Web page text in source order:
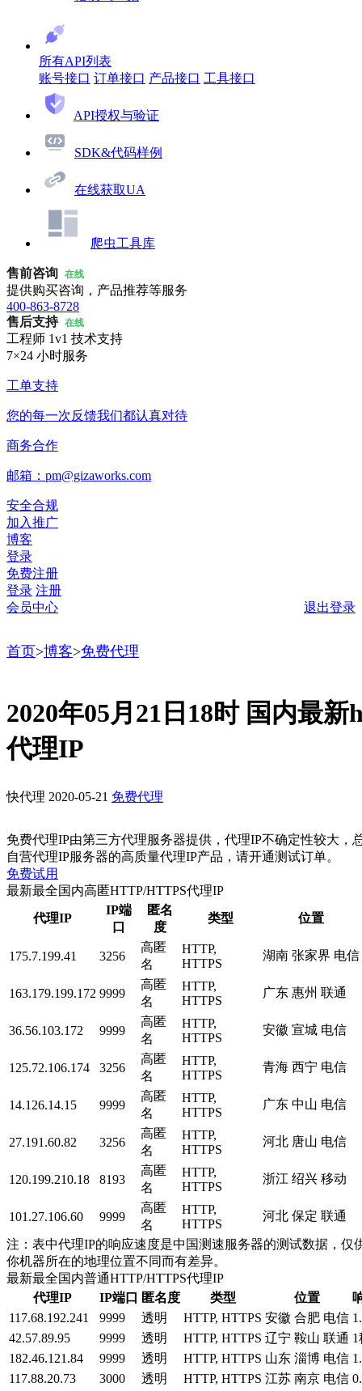
所有API列表
账号接口 订单接口 产品接口 工具接口
API授权与验证
SDK&代码样例
在线获取UA
爬虫工具库
售前咨询 在线
提供购买咨询，产品推荐等服务
400-863-8728
售后支持 在线
工程师 1v1 技术支持
7×24 小时服务
工单支持
您的每一次反馈我们都认真对待
商务合作
邮箱：pm@gizaworks.com
安全合规
加入推广
博客
登录
免费注册
登录 注册
会员中心
退出登录
首页>博客>免费代理
2020年05月21日18时 国内最
代理IP
快代理 2020-05-21 免费代理
免费代理IP由第三方代理服务器提供，代理IP不确定性较大，
自营代理IP服务器的高质量代理IP产品，请开通测试订单。
免费试用
最新最全国内高匿HTTP/HTTPS代理IP
代理IP
IP端
口
匿名
度
类型 位置
175.7.199.41 3256
高匿
名
HTTP,
HTTPS
湖南 张家界 电信
163.179.199.172 9999
高匿
名
HTTP,
HTTPS
广东 惠州 联通
36.56.103.172 9999
高匿
名
HTTP,
HTTPS
安徽 宣城 电信
125.72.106.174 3256
高匿
名
HTTP,
HTTPS
青海 西宁 电信
14.126.14.15 9999
高匿
名
HTTP,
HTTPS
广东 中山 电信
27.191.60.82 3256
高匿
名
HTTP,
HTTPS
河北 唐山 电信
120.199.210.18 8193
高匿
名
HTTP,
HTTPS
浙江 绍兴 移动
101.27.106.60 9999
高匿
名
HTTP,
HTTPS
河北 保定 联通
注：表中代理IP的响应速度是中国测速服务器的测试数据，仅
你机器所在的地理位置不同而有差异。
最新最全国内普通HTTP/HTTPS代理IP
代理IP
IP端口 匿名度 类型 位置
117.68.192.241
9999 透明 HTTP, HTTPS 安徽 合肥 电信
42.57.89.95
9999 透明 HTTP, HTTPS 辽宁 鞍山 联通 1
182.46.121.84
9999 透明 HTTP, HTTPS 山东 淄博 电信
117.88.20.73
3000 透明 HTTP, HTTPS 江苏 南京 电信